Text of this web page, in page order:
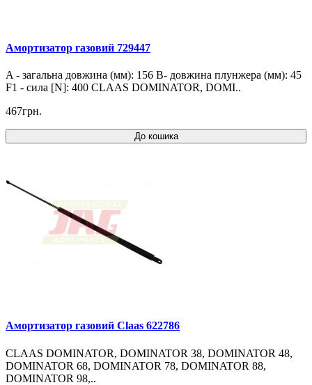
Амортизатор газовий 729447
A - загальна довжина (мм): 156 B- довжина плунжера (мм): 45
F1 - сила [N]: 400 CLAAS DOMINATOR, DOMI..
467грн.
До кошика
Амортизатор газовий Claas 622786
CLAAS DOMINATOR, DOMINATOR 38, DOMINATOR 48,
DOMINATOR 68, DOMINATOR 78, DOMINATOR 88,
DOMINATOR 98,..